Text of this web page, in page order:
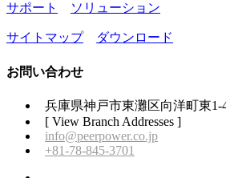
サポート ソリューション
サイトマップ ダウンロード
お問い合わせ
兵庫県神戸市東灘区向洋町東1-
[ View Branch Addresses ]
info@peerpower.co.jp
+81-78-845-3701